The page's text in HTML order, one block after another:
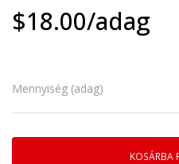
$18.00/adag
Mennyiség (adag)
KOSÁRBA